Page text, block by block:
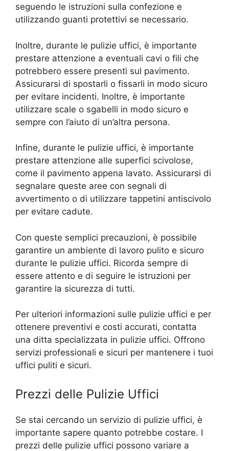
seguendo le istruzioni sulla confezione e
utilizzando guanti protettivi se necessario.
Inoltre, durante le pulizie uffici, è importante
prestare attenzione a eventuali cavi o fili che
potrebbero essere presenti sul pavimento.
Assicurarsi di spostarli o fissarli in modo sicuro
per evitare incidenti. Inoltre, è importante
utilizzare scale o sgabelli in modo sicuro e
sempre con l’aiuto di un’altra persona.
Infine, durante le pulizie uffici, è importante
prestare attenzione alle superfici scivolose,
come il pavimento appena lavato. Assicurarsi di
segnalare queste aree con segnali di
avvertimento o di utilizzare tappetini antiscivolo
per evitare cadute.
Con queste semplici precauzioni, è possibile
garantire un ambiente di lavoro pulito e sicuro
durante le pulizie uffici. Ricorda sempre di
essere attento e di seguire le istruzioni per
garantire la sicurezza di tutti.
Per ulteriori informazioni sulle pulizie uffici e per
ottenere preventivi e costi accurati, contatta
una ditta specializzata in pulizie uffici. Offrono
servizi professionali e sicuri per mantenere i tuoi
uffici puliti e sicuri.
Prezzi delle Pulizie Uffici
Se stai cercando un servizio di pulizie uffici, è
importante sapere quanto potrebbe costare. I
prezzi delle pulizie uffici possono variare a